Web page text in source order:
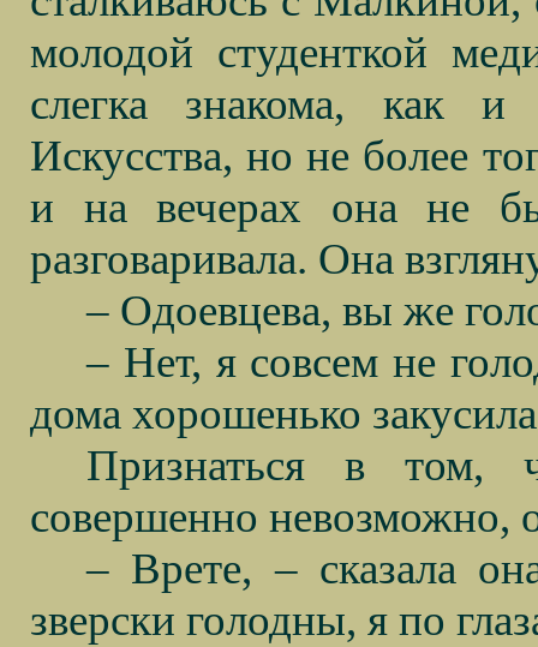
молодой студенткой
слегка знакома, как
Искусства, но не более
и на вечерах она не
разговаривала. Она
– Одоевцева, вы же
– Нет, я совсем не
дома хорошенько
Признаться в том,
совершенно невозможно,
– Врете, – сказала
зверски голодны, я по